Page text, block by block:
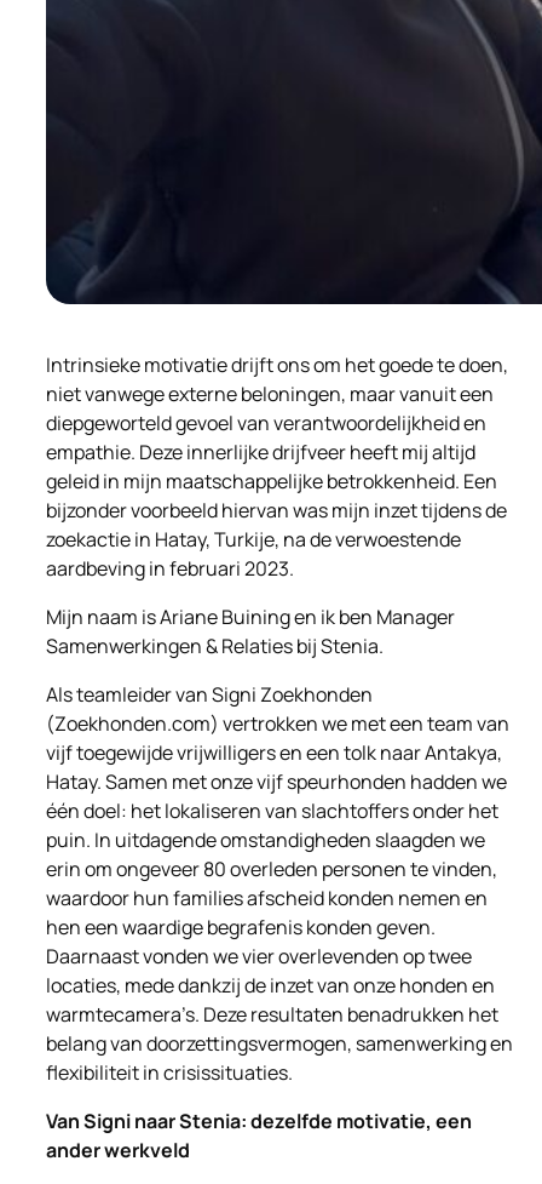
Intrinsieke motivatie drijft ons om het goede te doen,
niet vanwege externe beloningen, maar vanuit een
diepgeworteld gevoel van verantwoordelijkheid en
empathie. Deze innerlijke drijfveer heeft mij altijd
geleid in mijn maatschappelijke betrokkenheid. Een
bijzonder voorbeeld hiervan was mijn inzet tijdens de
zoekactie in Hatay, Turkije, na de verwoestende
aardbeving in februari 2023.
Mijn naam is Ariane Buining en ik ben Manager
Samenwerkingen & Relaties bij Stenia.
Als teamleider van Signi Zoekhonden
(Zoekhonden.com) vertrokken we met een team van
vijf toegewijde vrijwilligers en een tolk naar Antakya,
Hatay. Samen met onze vijf speurhonden hadden we
één doel: het lokaliseren van slachtoffers onder het
puin. In uitdagende omstandigheden slaagden we
erin om ongeveer 80 overleden personen te vinden,
waardoor hun families afscheid konden nemen en
hen een waardige begrafenis konden geven.
Daarnaast vonden we vier overlevenden op twee
locaties, mede dankzij de inzet van onze honden en
warmtecamera’s. Deze resultaten benadrukken het
belang van doorzettingsvermogen, samenwerking en
flexibiliteit in crisissituaties.
Van Signi naar Stenia: dezelfde motivatie, een
ander werkveld